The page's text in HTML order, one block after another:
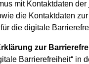
mit Kontaktdaten
die Kontaktdaten zur
die digitale
zur
Barrierefreiheit“ in